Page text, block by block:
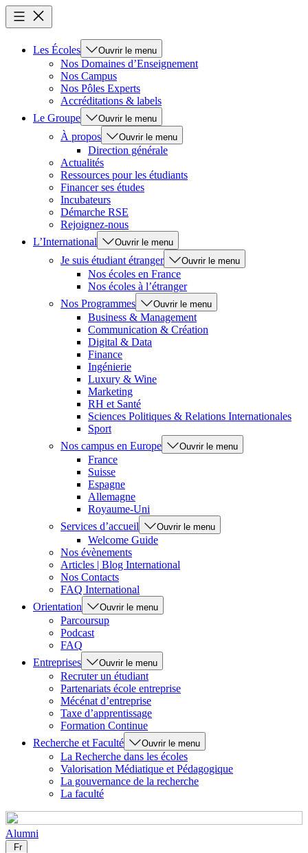
Les Écoles Ouvrir le menu
Nos Domaines d’Enseignement
Nos Campus
Nos Pôles Experts
Accréditations & labels
Le Groupe
Ouvrir le menu
À propos Ouvrir le menu
Direction générale
Actualités
Ressources pour les étudiants
Financer ses études
Incubateurs
Démarche RSE
Rejoignez-nous
L’International
Ouvrir le menu
Je suis étudiant étranger Ouvrir le menu
Nos écoles en France
Nos écoles à l’étranger
Nos Programmes
Ouvrir le menu
Business & Management
Communication & Création
Digital & Data
Finance
Ingénierie
Luxury & Wine
Marketing
RH et Santé
Sciences Politiques & Relations Internationales
Sport
Nos campus en Europe
Ouvrir le menu
France
Suisse
Espagne
Allemagne
Royaume-Uni
Services d’accueil
Ouvrir le menu
Welcome Guide
Nos évènements
Articles | Blog International
Nos Contacts
FAQ International
Orientation
Ouvrir le menu
Parcoursup
Podcast
FAQ
Entreprises
Ouvrir le menu
Recruter un étudiant
Partenariats école entreprise
Mécénat d’entreprise
Taxe d’apprentissage
Formation Continue
Recherche et Faculté
Ouvrir le menu
La Recherche dans les écoles
Valorisation Médiatique et Pédagogique
La gouvernance de la recherche
La faculté
Alumni
Fr